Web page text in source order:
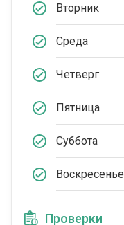
Вторник
Среда
Четверг
Пятница
Суббота
Воскресенье
Проверки